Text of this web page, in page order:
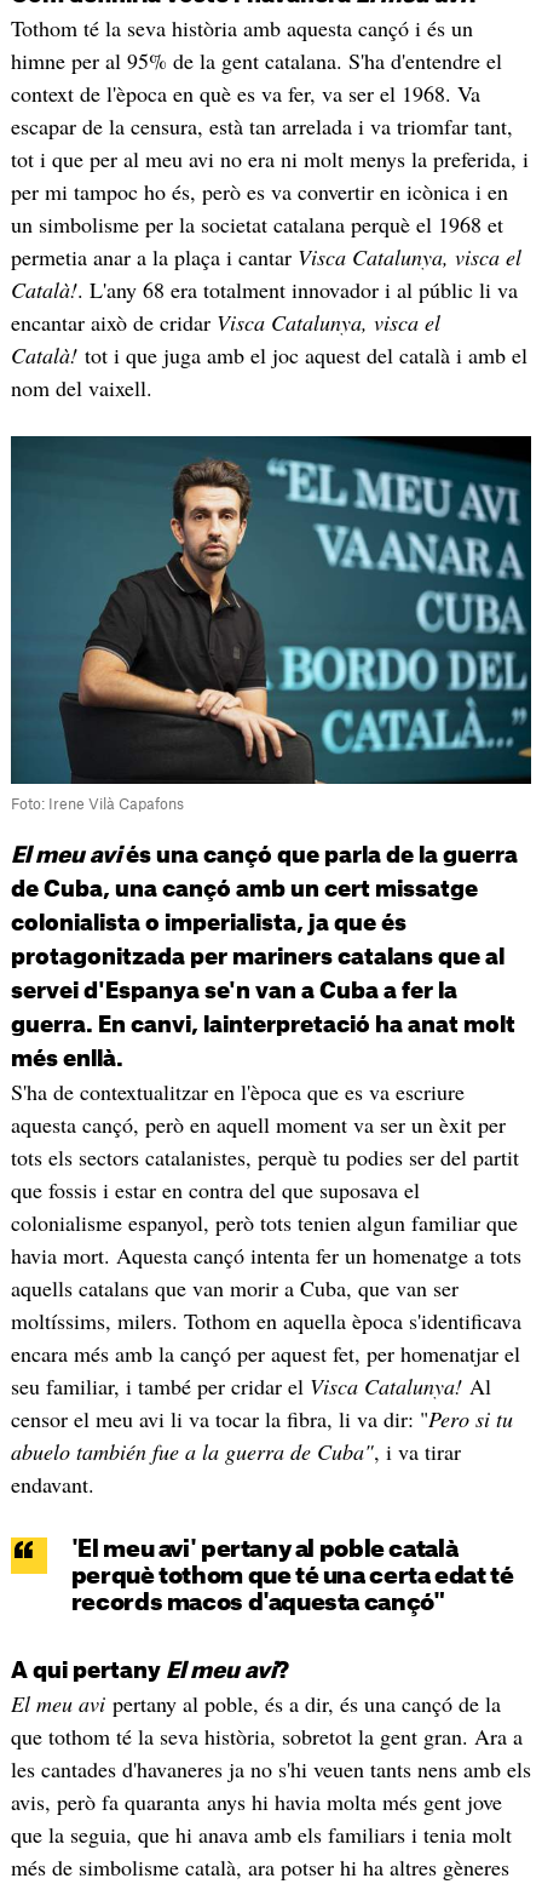
Tothom té la seva història amb aquesta cançó i és un
himne per al 95% de la gent catalana. S'ha d'entendre el
context de l'època en què es va fer, va ser el 1968. Va
escapar de la censura, està tan arrelada i va triomfar tant,
tot i que per al meu avi no era ni molt menys la preferida, i
per mi tampoc ho és, però es va convertir en icònica i en
un simbolisme per la societat catalana perquè el 1968 et
permetia anar a la plaça i cantar Visca Catalunya, visca el
Català!. L'any 68 era totalment innovador i al públic li va
encantar això de cridar Visca Catalunya, visca el
Català!tot i que juga amb el joc aquest del català i amb el
nom del vaixell.
Foto: Irene Vilà Capafons
El meu aviés una cançó que parla de la guerra
de Cuba, una cançó amb un cert missatge
colonialista o imperialista, ja que és
protagonitzada per mariners catalans que al
servei d'Espanya se'n van a Cuba a fer la
guerra. En canvi, lainterpretació ha anat molt
més enllà.
S'ha de contextualitzar en l'època que es va escriure
aquesta cançó, però en aquell moment va ser un èxit per
tots els sectors catalanistes, perquè tu podies ser del partit
que fossis i estar en contra del que suposava el
colonialisme espanyol, però tots tenien algun familiar que
havia mort. Aquesta cançó intenta fer un homenatge a tots
aquells catalans que van morir a Cuba, que van ser
moltíssims, milers. Tothom en aquella època s'identificava
encara més amb la cançó per aquest fet, per homenatjar el
seu familiar, i també per cridar el Visca Catalunya!Al
censor el meu avi li va tocar la fibra, li va dir: "Pero si tu
abuelo también fue a la guerra de Cuba", i va tirar
endavant.
'El meu avi' pertany al poble català
perquè tothom que té una certa edat té
records macos d'aquesta cançó"
A qui pertany El meu avi?
El meu avipertany al poble, és a dir, és una cançó de la
que tothom té la seva història, sobretot la gent gran. Ara a
les cantades d'havaneres ja no s'hi veuen tants nens amb els
avis, però fa quaranta anys hi havia molta més gent jove
que la seguia, que hi anava amb els familiars i tenia molt
més de simbolisme català, ara potser hi ha altres gèneres